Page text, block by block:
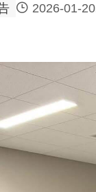
2026-01-20